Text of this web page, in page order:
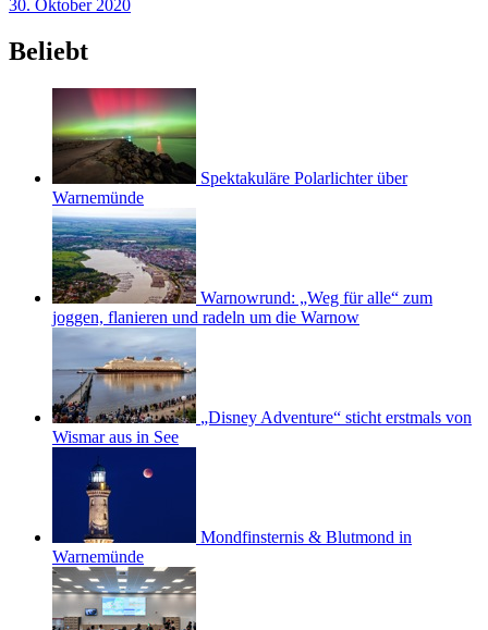
30. Oktober 2020
Beliebt
Spektakuläre Polarlichter über
Warnemünde
Warnowrund: „Weg für alle“ zum
joggen, flanieren und radeln um die Warnow
„Disney Adventure“ sticht erstmals von
Wismar aus in See
Mondfinsternis & Blutmond in
Warnemünde